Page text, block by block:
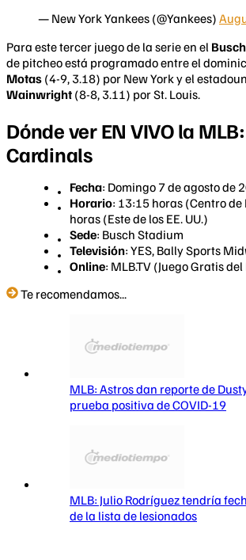
— New York Yankees (@Yankees)
Para este tercer juego de la serie en el
de pitcheo está programado entre el
Motas (4-9, 3.18) por New York y el
Wainwright (8-8, 3.11) por St. Louis.
Dónde ver EN VIVO la
Cardinals
Fecha: Domingo 7 de agosto de
Horario: 13:15 horas (Centro
horas (Este de los EE. UU.)
Sede: Busch Stadium
Televisión: YES, Bally Sports
Online: MLB.TV (Juego Gratis
Te recomendamos...
MLB: Astros dan reporte de
prueba positiva de COVID-19
MLB: Julio Rodríguez tendría
de la lista de lesionados